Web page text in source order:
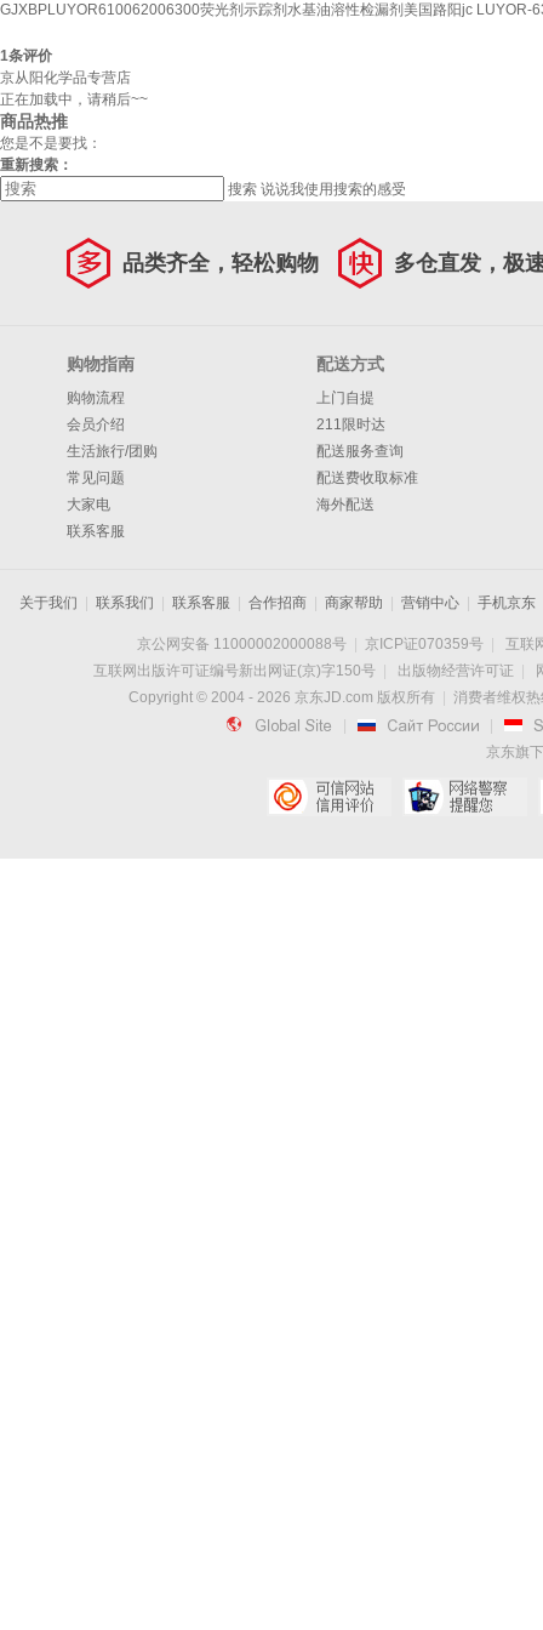
GJXBPLUYOR610062006300荧光剂示踪剂水基油溶性检漏剂美国路阳jc LUYOR-
1条评价
京从阳化学品专营店
正在加载中，请稍后~~
商品热推
您是不是要找：
重新搜索：
搜索 说说我使用搜索的感受
品类齐全，轻松购物 多仓直发，极
购物指南
购物流程
会员介绍
生活旅行/团购
常见问题
大家电
联系客服
配送方式
上门自提
211限时达
配送服务查询
配送费收取标准
海外配送
关于我们 联系我们 联系客服 合作招商 商家帮助 营销中心 手机京东
京公网安备 11000002000088号 京ICP证070359号
互联
互联网出版许可证编号新出网证(京)字150号
出版物经营许可证
Copyright © 2004 - 2026 京东JD.com 版权所有 消费者维权
 
京东旗